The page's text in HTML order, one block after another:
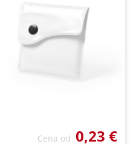
Cena od 0,23 €